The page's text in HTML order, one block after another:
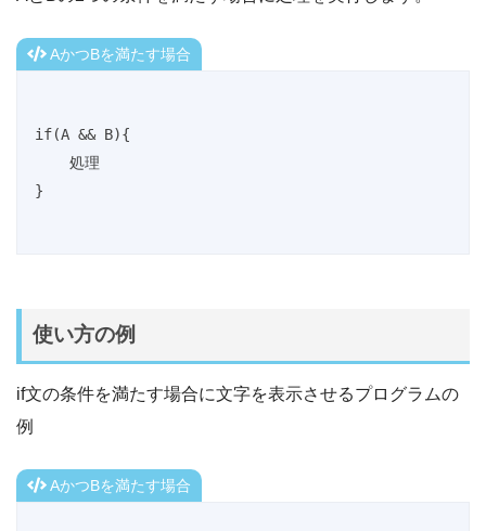
AかつBを満たす場合
if(A && B){
}
使い方の例
if文の条件を満たす場合に文字を表示させるプログラムの
例
AかつBを満たす場合